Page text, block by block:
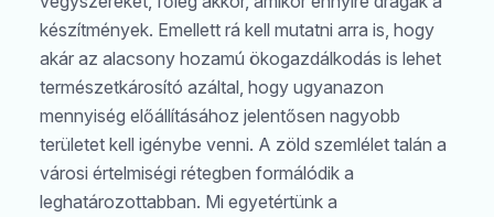
készítmények. Emellett rá kell mutatni arra is, hogy
akár az alacsony hozamú ökogazdálkodás is lehet
természetkárosító azáltal, hogy ugyanazon
mennyiség előállításához jelentősen nagyobb
területet kell igénybe venni. A zöld szemlélet talán a
városi értelmiségi rétegben formálódik a
leghatározottabban. Mi egyetértünk a